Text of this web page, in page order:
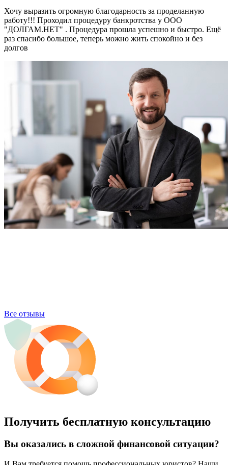
Хочу выразить огромную благодарность за проделанную
работу!!! Проходил процедуру банкротства у ООО
"ДОЛГАМ.НЕТ" . Процедура прошла успешно и быстро. Ещё
раз спасибо большое, теперь можно жить спокойно и без
долгов
Все отзывы
Получить бесплатную консультацию
Вы оказались в сложной финансовой ситуации?